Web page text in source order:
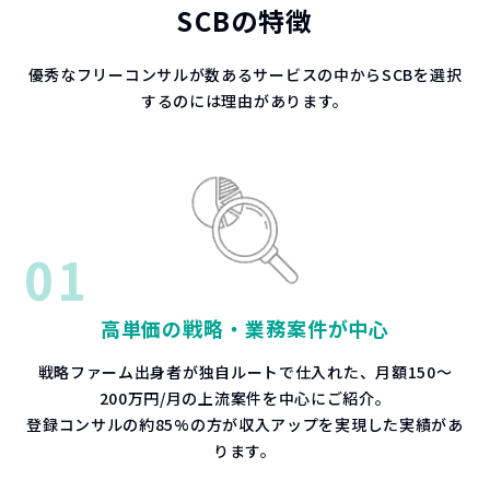
SCBの特徴
優秀なフリーコンサルが数あるサービスの中からSCBを選択
するのには理由があります。
01
高単価の戦略・業務案件が中心
戦略ファーム出身者が独自ルートで仕入れた、月額150～
200万円/月の上流案件を中心にご紹介。
登録コンサルの約85%の方が収入アップを実現した実績があ
ります。